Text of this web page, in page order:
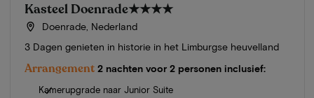
Kasteel Doenrade★★★★
Doenrade, Nederland
3 Dagen genieten in historie in het Limburgse heuvelland
Arrangement 2 nachten voor 2 personen inclusief:
Kamerupgrade naar Junior Suite